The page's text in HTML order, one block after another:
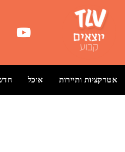
אטרקציות ותיירות אוכל